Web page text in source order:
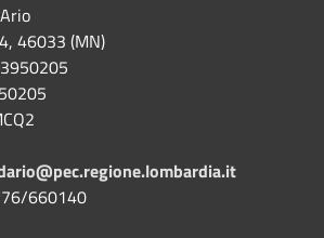
46033 (MN)
660140